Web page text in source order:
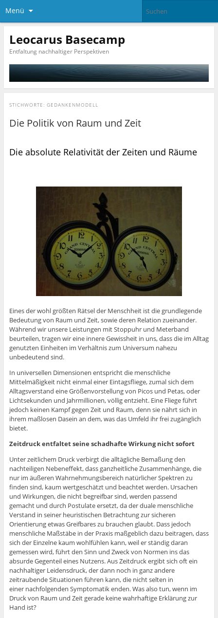
Menü
Leocarus Basecamp
Entfaltung nachhaltiger Perspektiven
STICHWORTE: GEDANKENMODELL
Die Politik von Raum und Zeit
Die absolute Relativität der Zeiten und Räume
Eines der wohl größten Rätsel der Menschheit ist die grundlegende
Bedeutung von Raum und Zeit, sowie deren Relation zueinander.
Während wir unsere Leistungen mit Stoppuhr und Meterband
beurteilen, tragen wir eine innere Gewissheit in uns, dass die im Alltag
genutzten Einheiten im Verhältnis zum Universum nahezu
unbedeutend sind.
In universellen Dimensionen entspricht die menschliche
Mittelmäßigkeit nicht einmal einer Eintagsfliege, zumal sich dem
Alltagsverstand eine Größenvorstellung von Picos und Petas, oder
Lichtsekunden und Jahrmillionen, völlig entzieht. Eine Fliege führt
jedoch keinen Kampf gegen Zeit und Raum, denn sie nährt sich in
ihrem maßlosen Dasein an dem, was das Umfeld ihr frei zugänglich
bietet.
Zeitdruck entfaltet seine schadhafte Wirkung nicht sofort
Unter zeitlichem Druck verbirgt die alltägliche Bemaßung den
nachteiligen Nebeneffekt, dass ganzheitliche Zusammenhänge, die
nur im äußeren Wahrnehmungsbereich natürlicher Spektren zu
finden sind, kaum wertgeschätzt und beachtet werden. Ursachen
und Wirkungen, die nicht begreifbar sind, werden passend
gemacht und durch Postulate ersetzt, da der duale menschliche
Verstand in seiner heuristischen Betrachtung zur sicheren
Orientierung etwas Greifbares zu brauchen glaubt. Dass jedoch
menschliche Maßstäbe in der Praxis maßgeblich dazu beitragen, dass
sich der Einzelne kaum wohlfühlen kann, weil er ständig daran
gemessen wird, führt den Sinn und Zweck von Normen ins das
absurde Gegenteil eines Nutzens. Aus Zeitdruck ergibt sich oft ein
nachhaltiger Leidensdruck, der dann noch in ganz andere
zeitraubende Situationen führen kann, die nicht selten in
einer nachfolgenden Symptomatik enden. Was also tun, wenn im
Druck von Raum und Zeit gerade keine wahrhaftige Erklärung zur
Hand ist?